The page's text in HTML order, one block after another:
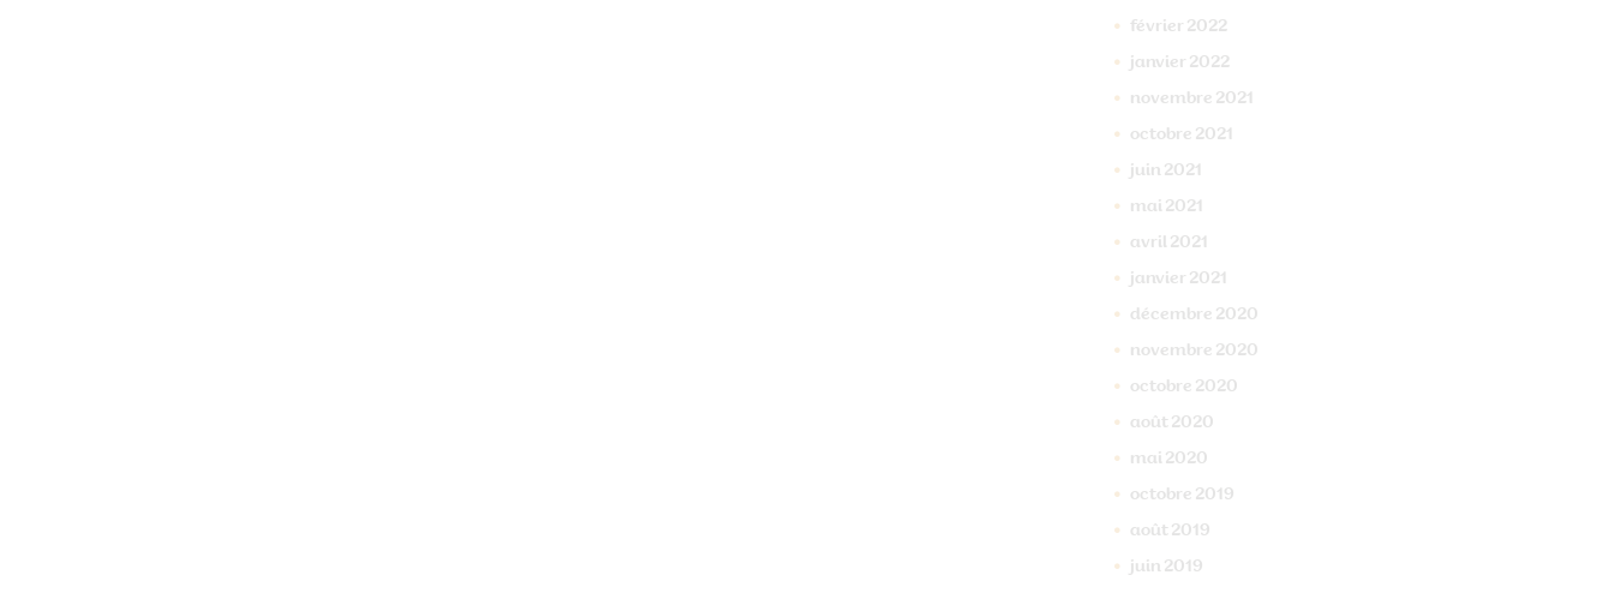
février 2022
janvier 2022
novembre 2021
octobre 2021
juin 2021
mai 2021
avril 2021
janvier 2021
décembre 2020
novembre 2020
octobre 2020
août 2020
mai 2020
octobre 2019
août 2019
juin 2019